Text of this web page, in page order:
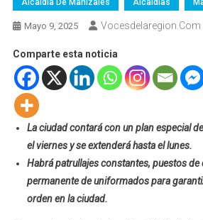
Alcaldía De Manizales Alcaldías
Mayo 9, 2025 Vocesdelaregion.com
Comparte esta noticia
La ciudad contará con un plan especial
el viernes y se extenderá hasta el lunes.
Habrá patrullajes constantes, puestos
permanente de uniformados para
orden en la ciudad.